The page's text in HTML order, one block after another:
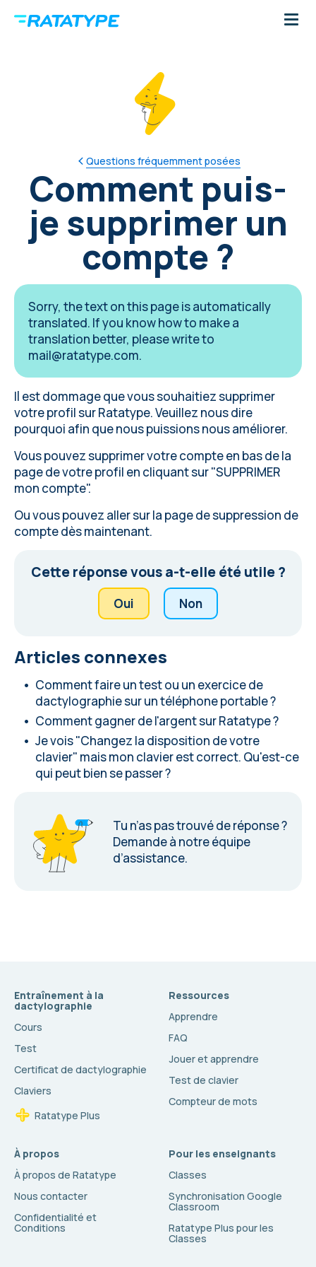
Questions fréquemment posées
Comment puis-
je supprimer un
compte ?
Sorry, the text on this page is automatically
translated. If you know how to make a
translation better, please write to
mail@ratatype.com.
Il est dommage que vous souhaitiez supprimer
votre profil sur Ratatype. Veuillez nous dire
pourquoi afin que nous puissions nous améliorer.
Vous pouvez supprimer votre compte en bas dela
page de votre profil en cliquant sur "SUPPRIMER
mon compte".
Ou vous pouvez aller sur la page de suppression de
comptedès maintenant.
Cette réponse vous a-t-elle été utile ?
Oui Non
Articles connexes
Comment faire un test ou un exercice de
dactylographie sur un téléphone portable ?
Comment gagner de l'argent sur Ratatype ?
Je vois "Changez la disposition de votre
clavier" mais mon clavier est correct. Qu'est-ce
qui peut bien se passer ?
Tu n’as pas trouvé de réponse ?
Demande à notre équipe
d’assistance.
Entraînement à la
dactylographie
Cours
Test
Certificat de dactylographie
Claviers
Ratatype Plus
Ressources
Apprendre
FAQ
Jouer et apprendre
Test de clavier
Compteur de mots
À propos
À propos de Ratatype
Nous contacter
Confidentialité et
Conditions
Pour les enseignants
Classes
Synchronisation Google
Classroom
Ratatype Plus pour les
Classes